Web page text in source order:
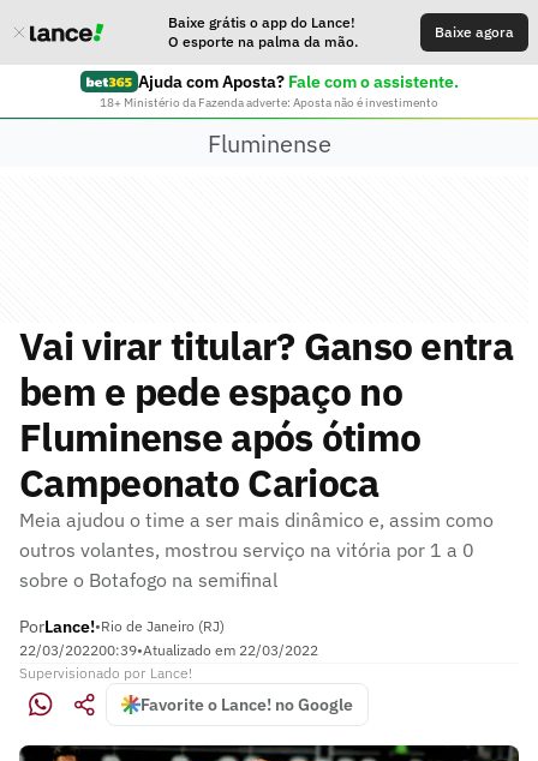
Baixe grátis o app do Lance!
O esporte na palma da mão.
Baixe agora
Ajuda com Aposta? Fale com o assistente.
18+ Ministério da Fazenda adverte: Aposta não é investimento
Fluminense
Vai virar titular? Ganso entra
bem e pede espaço no
Fluminense após ótimo
Campeonato Carioca
Meia ajudou o time a ser mais dinâmico e, assim como
outros volantes, mostrou serviço na vitória por 1 a 0
sobre o Botafogo na semifinal
PorLance!•Rio de Janeiro (RJ)
22/03/202200:39•Atualizado em 22/03/2022
Supervisionado por Lance!
Favorite o Lance! no Google